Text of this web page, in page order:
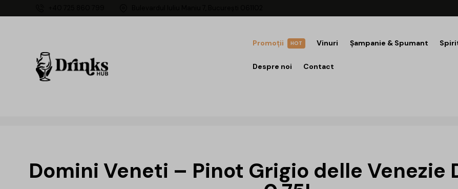
HOT
Promoții Vinuri Șampanie & Spumant
Despre noi Contact
Domini Veneti – Pinot Grigio delle Venezie